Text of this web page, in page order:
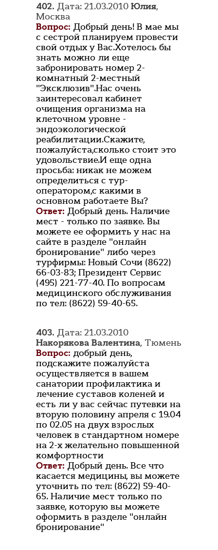
402. Дата: 21.03.2010 Юлия,
Москва
Вопрос: Добрый день! В мае мы
с сестрой планируем провести
свой отдых у Вас.Хотелось бы
знать можно ли еще
забронировать номер 2-
комнатный 2-местный
"Эксклюзив".Нас очень
заинтересовал кабинет
очищения организма на
клеточном уровне -
эндоэкологической
реабилитации.Скажите,
пожалуйста,сколько стоит это
удовольствие.И еще одна
просьба: никак не можем
определиться с тур-
оператором,с какими в
основном работаете Вы?
Ответ: Добрый день. Наличие
мест - только по заявке. Вы
можете ее оформить у нас на
сайте в разделе "онлайн
бронирование" либо через
турфирмы: Новый Сочи (8622)
66-03-83; Президент Сервис
(495) 221-77-40. По вопросам
медицинского обслуживания
по тел: (8622) 59-40-65.
403. Дата: 21.03.2010
Накорякова Валентина, Тюмень
Вопрос: добрый день,
подскажите пожалуйста
осуществляется в вашем
санатории профилактика и
лечение суставов коленей и
есть ли у вас сейчас путевки на
вторую половину апреля с 19.04
по 02.05 на двух взрослых
человек в стандартном номере
на 2-х желательно повышенной
комфортности
Ответ: Добрый день. Все что
касается медицины, вы можете
уточнить по тел: (8622) 59-40-
65. Наличие мест только по
заявке, которую вы можете
оформить в разделе "онлайн
бронирование"